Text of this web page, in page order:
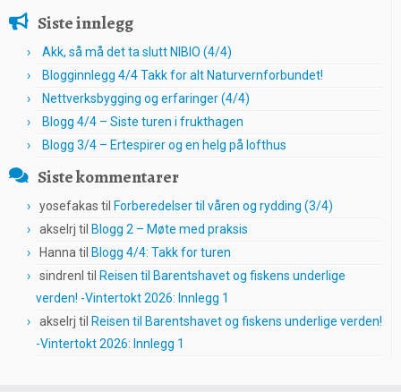
Siste innlegg
Akk, så må det ta slutt NIBIO (4/4)
Blogginnlegg 4/4 Takk for alt Naturvernforbundet!
Nettverksbygging og erfaringer (4/4)
Blogg 4/4 – Siste turen i frukthagen
Blogg 3/4 – Ertespirer og en helg på lofthus
Siste kommentarer
yosefakas til Forberedelser til våren og rydding (3/4)
akselrj til Blogg 2 – Møte med praksis
Hanna til Blogg 4/4: Takk for turen
sindrenl til Reisen til Barentshavet og fiskens underlige
verden! -Vintertokt 2026: Innlegg 1
akselrj til Reisen til Barentshavet og fiskens underlige verden!
-Vintertokt 2026: Innlegg 1